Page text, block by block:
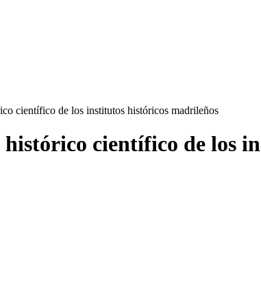
científico de los institutos históricos madrileños
científico de los